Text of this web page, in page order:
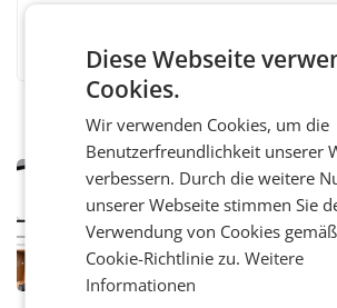
MARKETING & MEDIA
Pilnacek-U-
fordert sensible
WIEN Der Presserat
dazu auf, im U-Ausschuss
Ermittlungen rund um
Diese Webseite
Cookies.
Wir verwenden Cookies, um die
Benutzerfreundlichkeit unserer
verbessern. Durch die weitere
unserer Webseite stimmen Sie
Verwendung von Cookies
Cookie-Richtlinie zu.Weitere
Informationen